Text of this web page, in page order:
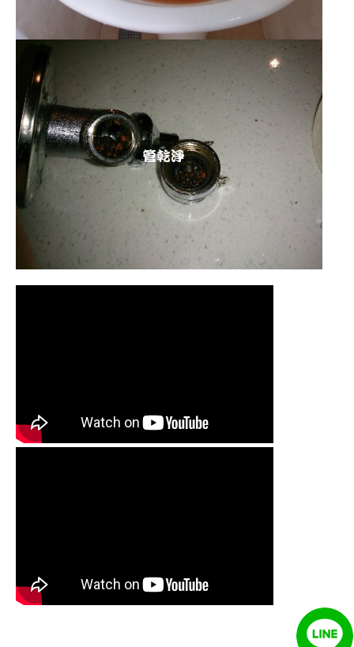
清洗水管 水管清洗 洗水管 熱水